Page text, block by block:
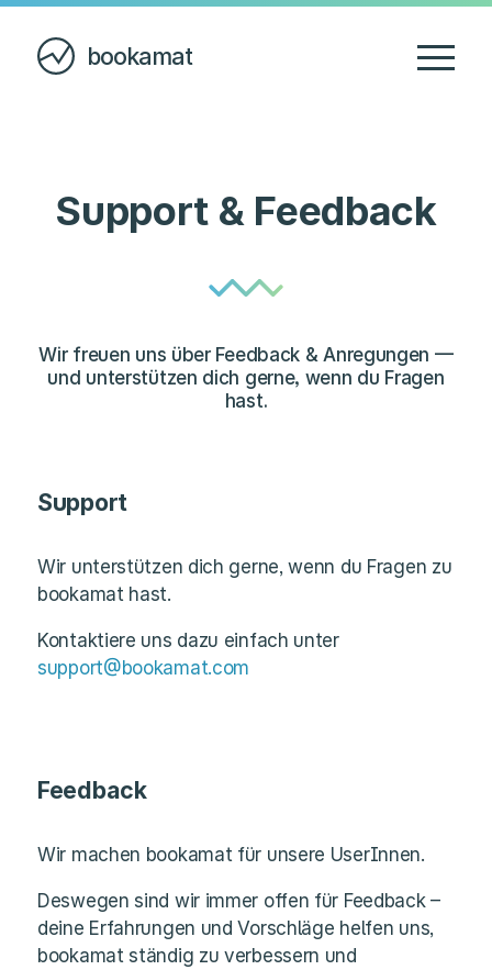
Support & Feedback
Wir freuen uns über Feedback & Anregungen —
und unterstützen dich gerne, wenn du Fragen
hast.
bookamat
Support
Wir unterstützen dich gerne, wenn du Fragen zu
bookamat hast.
Kontaktiere uns dazu einfach unter
support@bookamat.com
Feedback
Wir machen bookamat für unsere UserInnen.
Deswegen sind wir immer offen für Feedback –
deine Erfahrungen und Vorschläge helfen uns,
bookamat ständig zu verbessern und